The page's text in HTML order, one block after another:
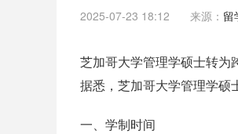
2025-07-23 18:12 来源： 留
芝加哥大学管理学硕士转为
据悉，芝加哥大学管理学硕
一、学制时间